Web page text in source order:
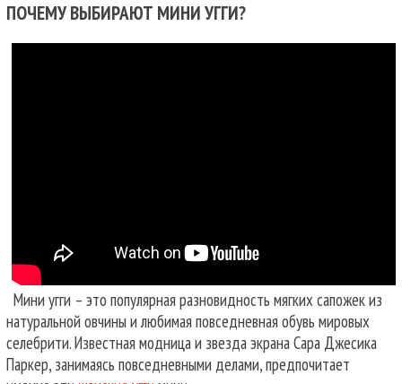
ПОЧЕМУ ВЫБИРАЮТ МИНИ УГГИ?
Мини угги – это популярная разновидность мягких сапожек из
натуральной овчины и любимая повседневная обувь мировых
селебрити. Известная модница и звезда экрана Сара Джесика
Паркер, занимаясь повседневными делами, предпочитает